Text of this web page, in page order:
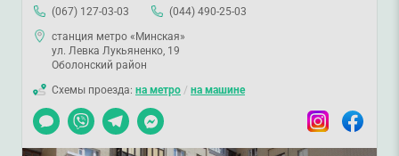
(067) 127-03-03
(044) 490-25-03
станция метро «Минская»
ул. Левка Лукьяненко, 19
Оболонский район
Схемы проезда: на метро / на машине
Чат
Viber TelegramMessenger InstagramFacebook